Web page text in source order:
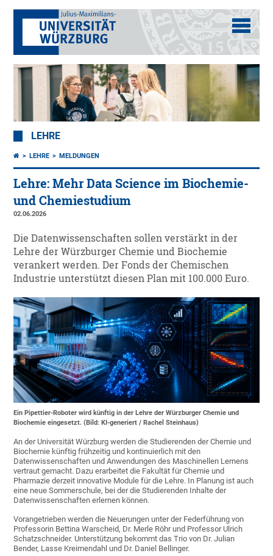
LEHRE
LEHRE MELDUNGEN
Lehre: Mehr Data Science im Biochemie-
und Chemiestudium
02.06.2026
Die Datenwissenschaften sollen verstärkt in der
Lehre der Würzburger Chemie und Biochemie
verankert werden. Der Fonds der Chemischen
Industrie unterstützt diesen Plan mit 100.000 Euro.
Ein Pipettier-Roboter wird künftig in der Lehre der Würzburger Chemie und
Biochemie eingesetzt. (Bild: KI-generiert / Rachel Steinhaus)
An der Universität Würzburg werden die Studierenden der Chemie und
Biochemie künftig frühzeitig und kontinuierlich mit den
Datenwissenschaften und Anwendungen des Maschinellen Lernens
vertraut gemacht. Dazu erarbeitet die Fakultät für Chemie und
Pharmazie derzeit innovative Module für die Lehre. In Planung ist auch
eine neue Sommerschule, bei der die Studierenden Inhalte der
Datenwissenschaften erlernen können.
Vorangetrieben werden die Neuerungen unter der Federführung von
Professorin Bettina Warscheid, Dr. Merle Röhr und Professor Ulrich
Schatzschneider. Unterstützung bekommt das Trio von Dr. Julian
Bender, Lasse Kreimendahl und Dr. Daniel Bellinger.